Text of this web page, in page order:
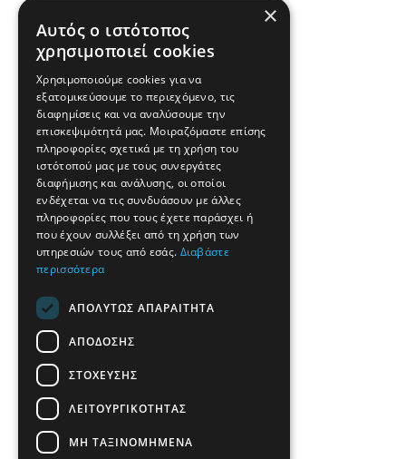
×
Αυτός ο ιστότοπος
χρησιμοποιεί cookies
Χρησιμοποιούμε cookies για να
εξατομικεύσουμε το περιεχόμενο, τις
διαφημίσεις και να αναλύσουμε την
επισκεψιμότητά μας. Μοιραζόμαστε επίσης
πληροφορίες σχετικά με τη χρήση του
ιστότοπού μας με τους συνεργάτες
διαφήμισης και ανάλυσης, οι οποίοι
ενδέχεται να τις συνδυάσουν με άλλες
πληροφορίες που τους έχετε παράσχει ή
που έχουν συλλέξει από τη χρήση των
υπηρεσιών τους από εσάς. Διαβάστε
περισσότερα
ΑΠΟΛΎΤΩΣ ΑΠΑΡΑΊΤΗΤΑ
ΑΠΌΔΟΣΗΣ
ΣΤΌΧΕΥΣΗΣ
ΛΕΙΤΟΥΡΓΙΚΌΤΗΤΑΣ
ΜΗ ΤΑΞΙΝΟΜΗΜΈΝΑ